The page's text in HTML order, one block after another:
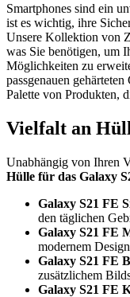
Smartphones sind ein
ist es wichtig, ihre
Unsere Kollektion von
was Sie benötigen, um
Möglichkeiten zu
passgenauen
Palette von Produkten,
Vielfalt an
Unabhängig von Ihren
Hülle für das Galaxy
Galaxy S21 FE
den täglichen
Galaxy S21 FE
modernem Design
Galaxy S21 FE
zusätzlichem
Galaxy S21 FE